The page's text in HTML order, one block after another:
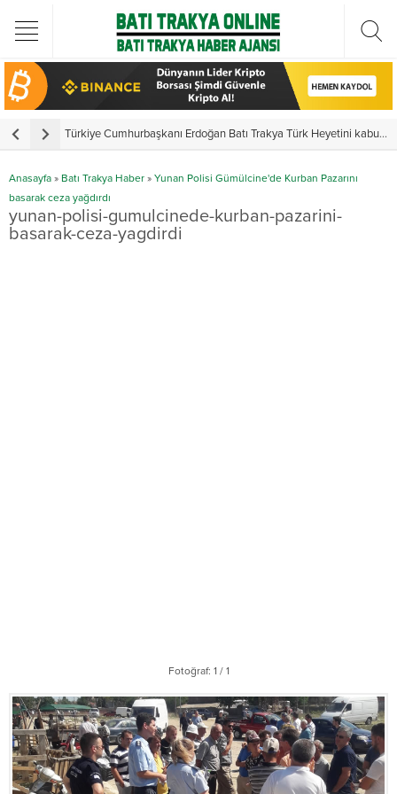
Türkiye Cumhurbaşkanı Erdoğan Batı Trakya Türk Heyetini kabul etti
Anasayfa » Batı Trakya Haber » Yunan Polisi Gümülcine'de Kurban Pazarını
basarak ceza yağdırdı
yunan-polisi-gumulcinede-kurban-pazarini-
basarak-ceza-yagdirdi
Fotoğraf: 1 / 1